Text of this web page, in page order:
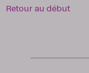
Retour au début